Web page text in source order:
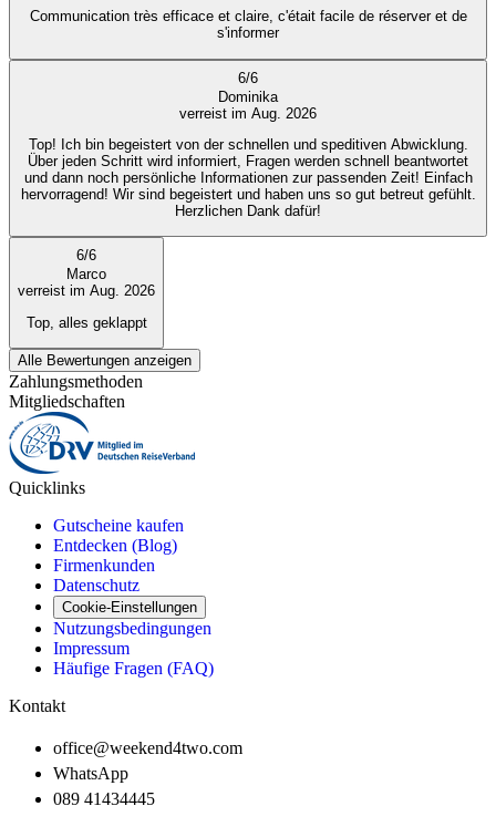
Communication très efficace et claire, c'était facile de réserver et de
s'informer
6/6
Dominika
verreist im Aug. 2026
Top! Ich bin begeistert von der schnellen und speditiven Abwicklung.
Über jeden Schritt wird informiert, Fragen werden schnell beantwortet
und dann noch persönliche Informationen zur passenden Zeit! Einfach
hervorragend! Wir sind begeistert und haben uns so gut betreut gefühlt.
Herzlichen Dank dafür!
6/6
Marco
verreist im Aug. 2026
Top, alles geklappt
Alle Bewertungen anzeigen
Zahlungsmethoden
Mitgliedschaften
Quicklinks
Gutscheine kaufen
Entdecken (Blog)
Firmenkunden
Datenschutz
Cookie-Einstellungen
Nutzungsbedingungen
Impressum
Häufige Fragen (FAQ)
Kontakt
office@weekend4two.com
WhatsApp
089 41434445